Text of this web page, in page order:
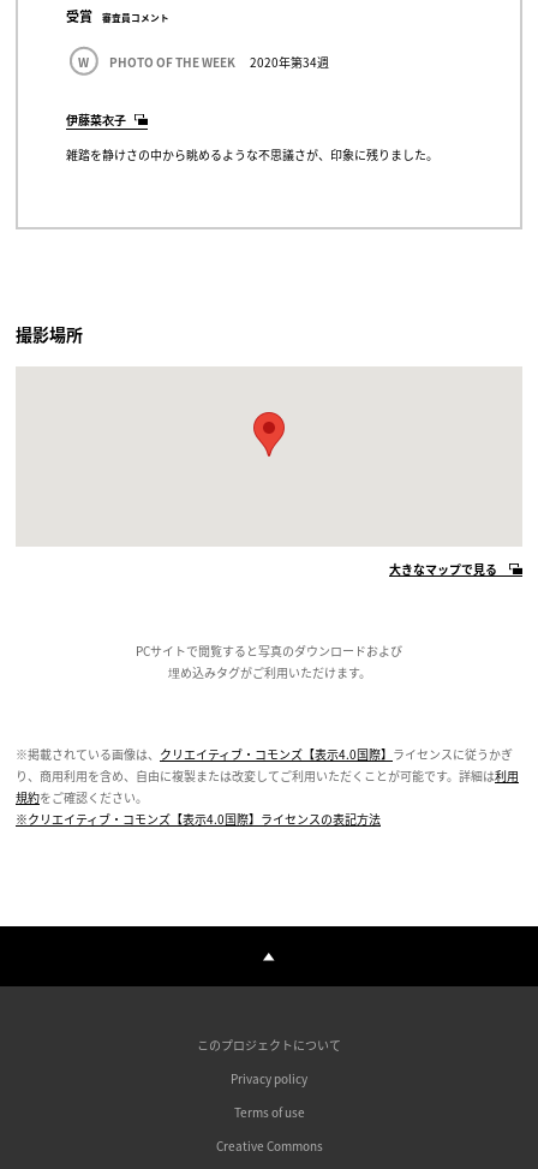
受賞 審査員コメント
W PHOTO OF THE WEEK 2020年第34週
伊藤菜衣子
雑踏を静けさの中から眺めるような不思議さが、印象に残りました。
撮影場所
大きなマップで見る
PCサイトで閲覧すると写真のダウンロードおよび
埋め込みタグがご利用いただけます。
※掲載されている画像は、 クリエイティブ・コモンズ【表示4.0国際】 ライセンスに従うかぎ
り、商用利用を含め、自由に複製または改変してご利用いただくことが可能です。詳細は利用
規約をご確認ください。
※クリエイティブ・コモンズ【表示4.0国際】ライセンスの表記方法
このプロジェクトについて
Privacy policy
Terms of use
Creative Commons